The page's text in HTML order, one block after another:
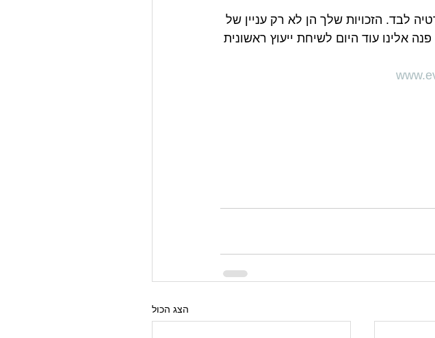
לבד. הזכויות שלך הן לא רק עניין של
אלינו עוד היום לשיחת ייעוץ ראשונית
הצג הכול